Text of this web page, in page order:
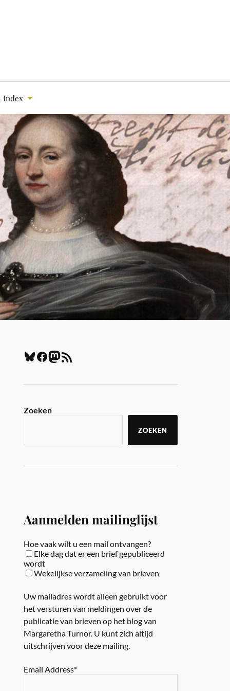
Index
Zoeken
ZOEKEN
Aanmelden mailinglijst
Hoe vaak wilt u een mail ontvangen?
Elke dag dat er een brief gepubliceerd
wordt
Wekelijkse verzameling van brieven
Uw mailadres wordt alleen gebruikt voor
het versturen van meldingen over de
publicatie van brieven op het blog van
Margaretha Turnor. U kunt zich altijd
uitschrijven voor deze mailing.
Email Address*